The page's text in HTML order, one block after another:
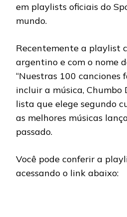
em playlists oficiais do
mundo.
Recentemente a playlist
argentino e com o nome
“Nuestras 100 canciones
incluir a música, Chumbo
lista que elege segundo
as melhores músicas
passado.
Você pode conferir a
acessando o link abaixo: